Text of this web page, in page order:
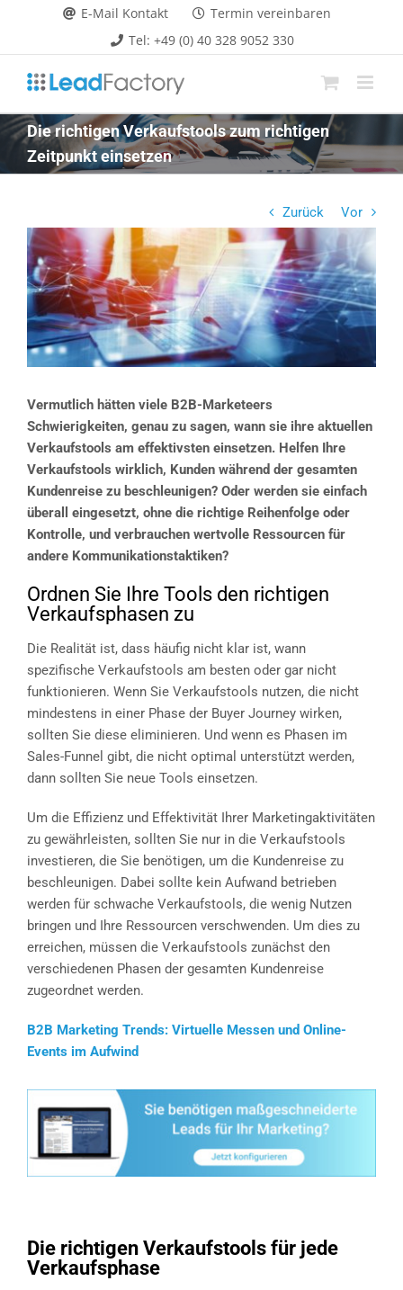
springen
E-Mail Kontakt
Termin vereinbaren
Tel: +49 (0) 40 328 9052 330
Die richtigen Verkaufstools zum richtigen
Zeitpunkt einsetzen
Zurück
Vor
Zeige
grösseres
Bild
Vermutlich hätten viele B2B-Marketeers
Schwierigkeiten, genau zu sagen, wann sie ihre aktuellen
Verkaufstools am effektivsten einsetzen. Helfen Ihre
Verkaufstools wirklich, Kunden während der gesamten
Kundenreise zu beschleunigen? Oder werden sie einfach
überall eingesetzt, ohne die richtige Reihenfolge oder
Kontrolle, und verbrauchen wertvolle Ressourcen für
andere Kommunikationstaktiken?
Ordnen Sie Ihre Tools den richtigen
Verkaufsphasen zu
Die Realität ist, dass häufig nicht klar ist, wann
spezifische Verkaufstools am besten oder gar nicht
funktionieren. Wenn Sie Verkaufstools nutzen, die nicht
mindestens in einer Phase der Buyer Journey wirken,
sollten Sie diese eliminieren. Und wenn es Phasen im
Sales-Funnel gibt, die nicht optimal unterstützt werden,
dann sollten Sie neue Tools einsetzen.
Um die Effizienz und Effektivität Ihrer Marketingaktivitäten
zu gewährleisten, sollten Sie nur in die Verkaufstools
investieren, die Sie benötigen, um die Kundenreise zu
beschleunigen. Dabei sollte kein Aufwand betrieben
werden für schwache Verkaufstools, die wenig Nutzen
bringen und Ihre Ressourcen verschwenden. Um dies zu
erreichen, müssen die Verkaufstools zunächst den
verschiedenen Phasen der gesamten Kundenreise
zugeordnet werden.
B2B Marketing Trends: Virtuelle Messen und Online-
Events im Aufwind
Die richtigen Verkaufstools für jede
Verkaufsphase